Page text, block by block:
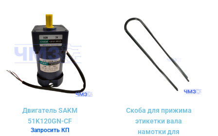
Двигатель SAKM
51K120GN-CF
Запросить КП
Скоба для прижима
этикетки вала
намотки для